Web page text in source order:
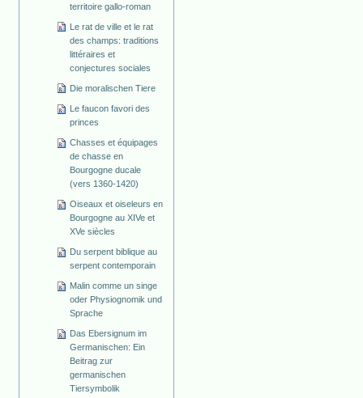
territoire gallo-roman
Le rat de ville et le rat
des champs: traditions
littéraires et
conjectures sociales
Die moralischen Tiere
Le faucon favori des
princes
Chasses et équipages
de chasse en
Bourgogne ducale
(vers 1360-1420)
Oiseaux et oiseleurs en
Bourgogne au XIVe et
XVe siècles
Du serpent biblique au
serpent contemporain
Malin comme un singe
oder Physiognomik und
Sprache
Das Ebersignum im
Germanischen: Ein
Beitrag zur
germanischen
Tiersymbolik